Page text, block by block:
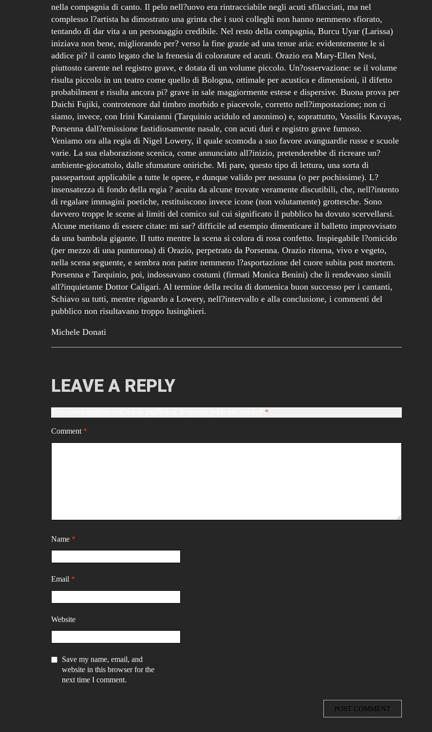
nella compagnia di canto. Il pelo nell?uovo era rintracciabile negli acuti sfilacciati, ma nel
complesso l?artista ha dimostrato una grinta che i suoi colleghi non hanno nemmeno sfiorato,
tentando di dar vita a un personaggio credibile. Nel resto della compagnia, Burcu Uyar (Larissa)
iniziava non bene, migliorando per? verso la fine grazie ad una tenue aria: evidentemente le si
addice pi? il canto legato che la frenesia di colorature ed acuti. Orazio era Mary-Ellen Nesi,
piuttosto carente nel registro grave, e dotata di un volume piccolo. Un?osservazione: se il volume
risulta piccolo in un teatro come quello di Bologna, ottimale per acustica e dimensioni, il difetto
probabilment e risulta ancora pi? grave in sale maggiormente estese e dispersive. Buona prova per
Daichi Fujiki, controtenore dal timbro morbido e piacevole, corretto nell?impostazione; non ci
siamo, invece, con Irini Karaianni (Tarquinio acidulo ed anonimo) e, soprattutto, Vassilis Kavayas,
Porsenna dall?emissione fastidiosamente nasale, con acuti duri e registro grave fumoso.
Veniamo ora alla regia di Nigel Lowery, il quale scomoda a suo favore avanguardie russe e scuole
varie. La sua elaborazione scenica, come annunciato all?inizio, pretenderebbe di ricreare un?
ambiente-giocattolo, dalle sfumature oniriche. Mi pare, questo tipo di lettura, una sorta di
passepartout applicabile a tutte le opere, e dunque valido per nessuna (o per pochissime). L?
insensatezza di fondo della regia ? acuita da alcune trovate veramente discutibili, che, nell?intento
di regalare immagini poetiche, restituiscono invece icone (non volutamente) grottesche. Sono
davvero troppe le scene ai limiti del comico sul cui significato il pubblico ha dovuto scervellarsi.
Alcune meritano di essere citate: mi sar? difficile ad esempio dimenticare il balletto improvvisato
da una bambola gigante. Il tutto mentre la scena si colora di rosa confetto. Inspiegabile l?omicido
(per mezzo di una punturona) di Orazio, perpetrato da Porsenna. Orazio ritorna, vivo e vegeto,
nella scena seguente, e sembra non patire nemmeno l?asportazione del cuore subita post mortem.
Porsenna e Tarquinio, poi, indossavano costumi (firmati Monica Benini) che li rendevano simili
all?inquietante Dottor Caligari. Al termine della recita di domenica buon successo per i cantanti,
Schiavo su tutti, mentre riguardo a Lowery, nell?intervallo e alla conclusione, i commenti del
pubblico non risultavano troppo lusinghieri.
Michele Donati
LEAVE A REPLY
*
Comment *
Name *
Email *
Website
Save my name, email, and
website in this browser for the
next time I comment.